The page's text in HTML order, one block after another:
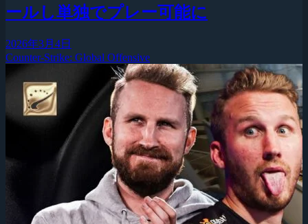
ールし単独でプレー可能に
2026年3月4日
Counter-Strike: Global Offensive